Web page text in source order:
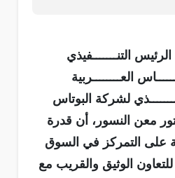
التنـــــــفيذي
العــــــــربية
لشركة البوتاس
معن النسور، أن قدرة
على التمركز في السوق
الوثيق والقريب مع